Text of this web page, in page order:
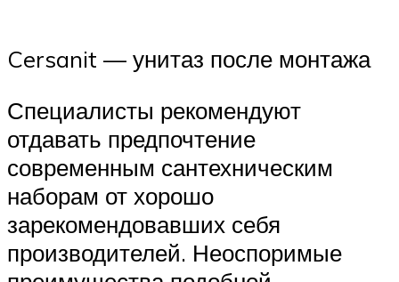
Cersanit — унитаз после монтажа
Специалисты рекомендуют
отдавать предпочтение
современным сантехническим
наборам от хорошо
зарекомендовавших себя
производителей. Неоспоримые